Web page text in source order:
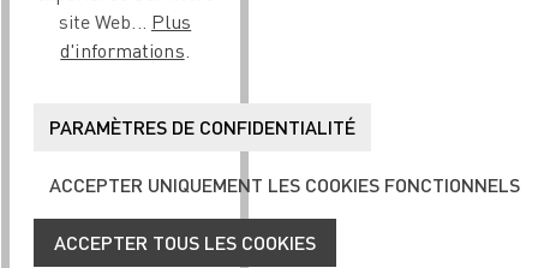
site Web... Plus
d'informations
PARAMÈTRES DE CONFIDENTIALITÉ
ACCEPTER UNIQUEMENT LES COOKIES FONCTIONNELS
ACCEPTER TOUS LES COOKIES